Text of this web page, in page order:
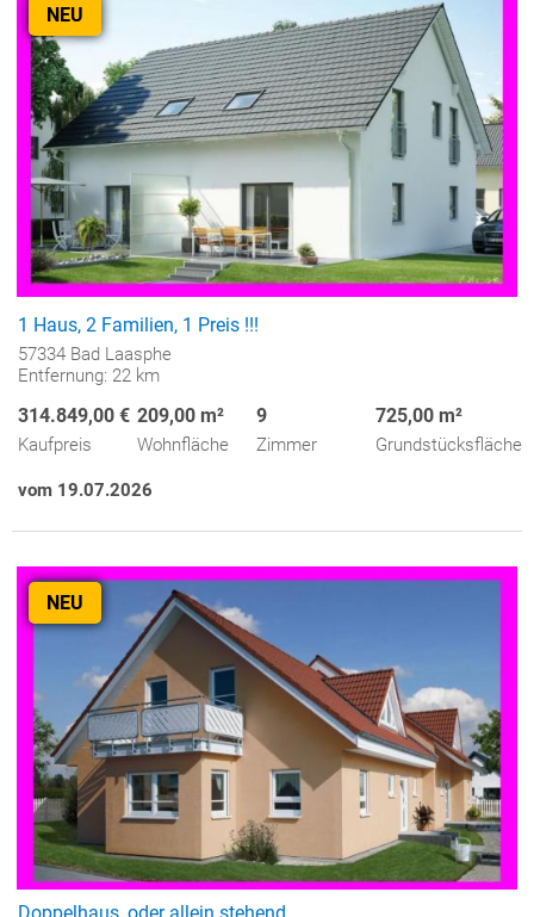
NEU
1 Haus, 2 Familien, 1 Preis !!!
57334 Bad Laasphe
Entfernung: 22 km
314.849,00 €
Kaufpreis
209,00 m²
Wohnfläche
9
Zimmer
725,00 m²
Grundstücksfläche
vom 19.07.2026
NEU